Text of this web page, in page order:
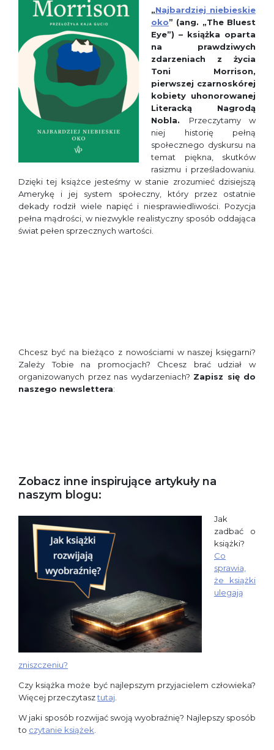
„Najbardziej niebieskie
oko” (ang. „The Bluest
Eye”) – książka oparta
na prawdziwych
zdarzeniach z życia
Toni Morrison,
pierwszej czarnoskórej
kobiety uhonorowanej
Literacką Nagrodą
Nobla. Przeczytamy w
niej historię pełną
społecznego dyskursu na
temat piękna, skutków
rasizmu i prześladowaniu.
Dzięki tej książce jesteśmy w stanie zrozumieć dzisiejszą
Amerykę i jej system społeczny, który przez ostatnie
dekady rodził wiele napięć i niesprawiedliwości. Pozycja
pełna mądrości, w niezwykle realistyczny sposób oddająca
świat pełen sprzecznych wartości.
Chcesz być na bieżąco z nowościami w naszej księgarni?
Zależy Tobie na promocjach? Chcesz brać udział w
organizowanych przez nas wydarzeniach? Zapisz się do
naszego newslettera:
Zobacz inne inspirujące artykuły na
naszym blogu:
Jak
zadbać o
książki?
Co
sprawia,
że książki
ulegają
zniszczeniu?
Czy książka może być najlepszym przyjacielem człowieka?
Więcej przeczytasztutaj.
W jaki sposób rozwijać swoją wyobraźnię? Najlepszy sposób
to czytanie książek.